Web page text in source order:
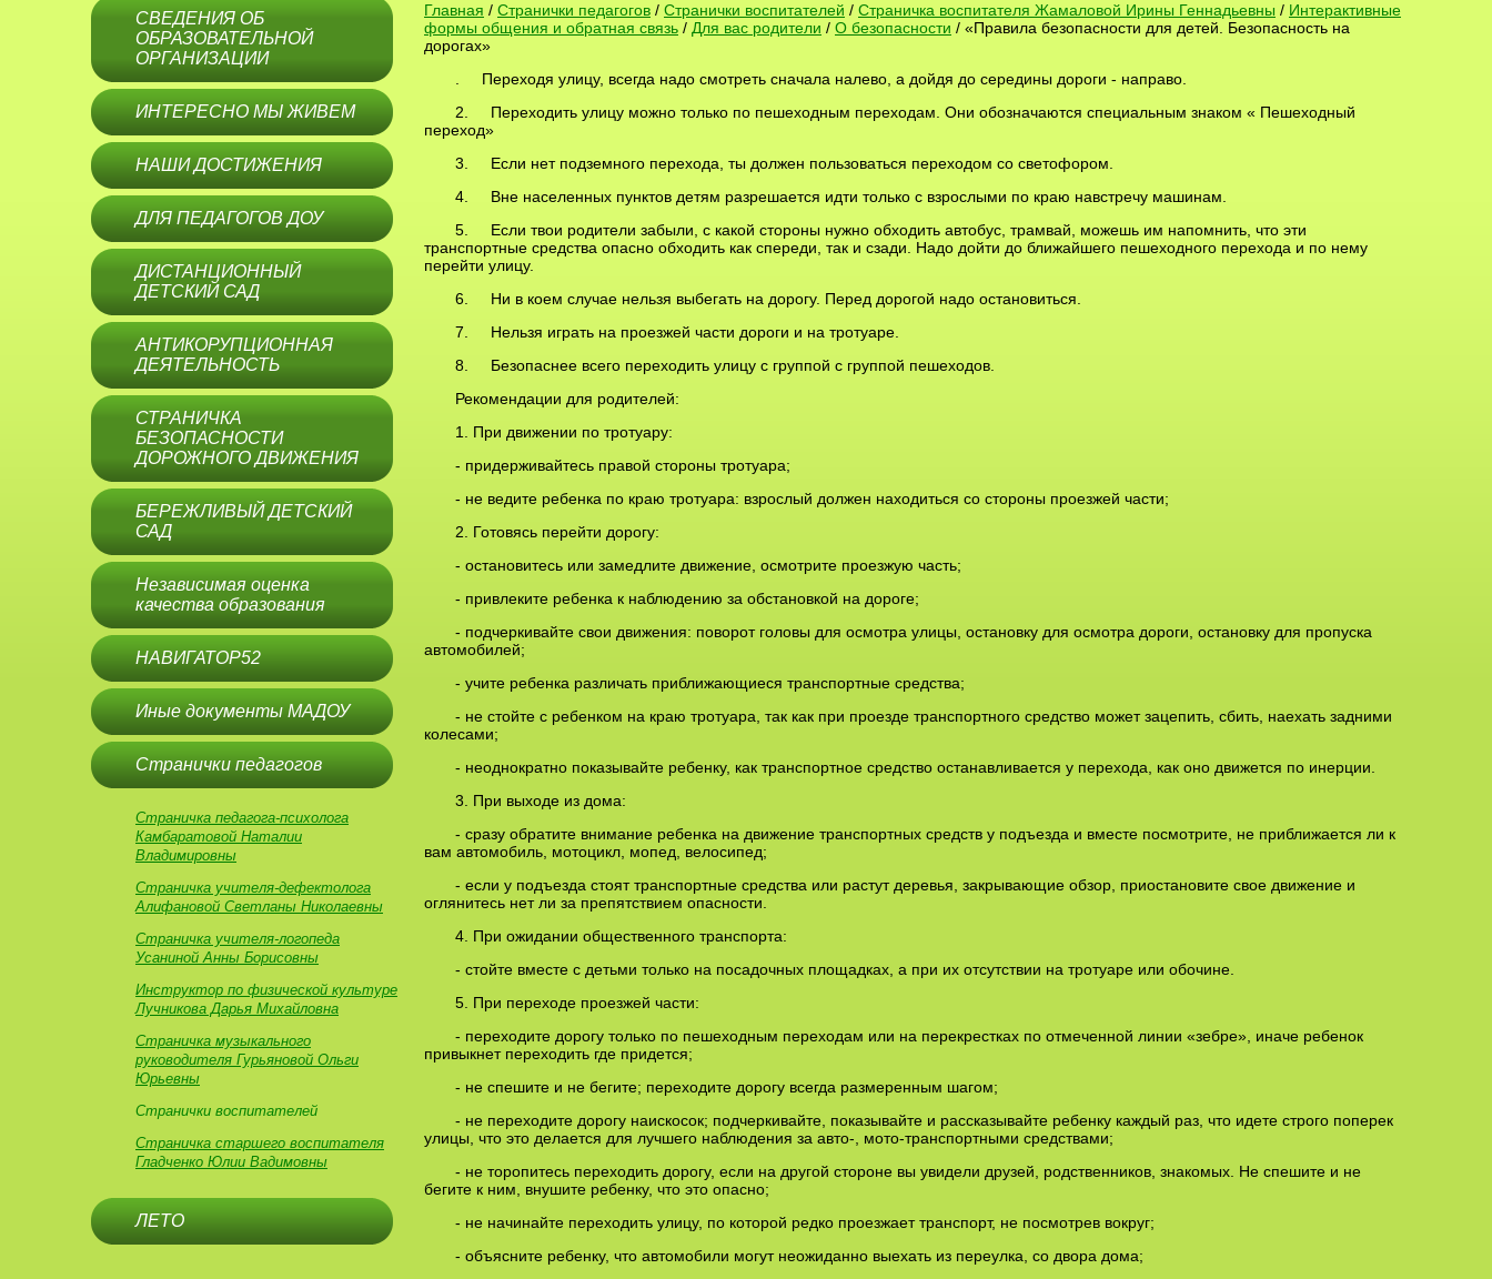
СВЕДЕНИЯ ОБ
ОБРАЗОВАТЕЛЬНОЙ
ОРГАНИЗАЦИИ
ИНТЕРЕСНО МЫ ЖИВЕМ
НАШИ ДОСТИЖЕНИЯ
ДЛЯ ПЕДАГОГОВ ДОУ
ДИСТАНЦИОННЫЙ
ДЕТСКИЙ САД
АНТИКОРУПЦИОННАЯ
ДЕЯТЕЛЬНОСТЬ
СТРАНИЧКА
БЕЗОПАСНОСТИ
ДОРОЖНОГО ДВИЖЕНИЯ
БЕРЕЖЛИВЫЙ ДЕТСКИЙ
САД
Независимая оценка
качества образования
НАВИГАТОР52
Иные документы МАДОУ
Странички педагогов
Страничка педагога-психолога
Камбаратовой Наталии
Владимировны
Страничка учителя-дефектолога
Алифановой Светланы Николаевны
Страничка учителя-логопеда
Усаниной Анны Борисовны
Инструктор по физической культуре
Лучникова Дарья Михайловна
Страничка музыкального
руководителя Гурьяновой Ольги
Юрьевны
Странички воспитателей
Страничка старшего воспитателя
Гладченко Юлии Вадимовны
ЛЕТО
Главная / Странички педагогов / Странички воспитателей / Страничка воспитателя Жамаловой Ирины Геннадьевны / Интерактивные
формы общения и обратная связь / Для вас родители / О безопасности / «Правила безопасности для детей. Безопасность на
дорогах»
. Переходя улицу, всегда надо смотреть сначала налево, а дойдя до середины дороги - направо.
2. Переходить улицу можно только по пешеходным переходам. Они обозначаются специальным знаком « Пешеходный
переход»
3. Если нет подземного перехода, ты должен пользоваться переходом со светофором.
4. Вне населенных пунктов детям разрешается идти только с взрослыми по краю навстречу машинам.
5. Если твои родители забыли, с какой стороны нужно обходить автобус, трамвай, можешь им напомнить, что эти
транспортные средства опасно обходить как спереди, так и сзади. Надо дойти до ближайшего пешеходного перехода и по нему
перейти улицу.
6. Ни в коем случае нельзя выбегать на дорогу. Перед дорогой надо остановиться.
7. Нельзя играть на проезжей части дороги и на тротуаре.
8. Безопаснее всего переходить улицу с группой с группой пешеходов.
Рекомендации для родителей:
1. При движении по тротуару:
- придерживайтесь правой стороны тротуара;
- не ведите ребенка по краю тротуара: взрослый должен находиться со стороны проезжей части;
2. Готовясь перейти дорогу:
- остановитесь или замедлите движение, осмотрите проезжую часть;
- привлеките ребенка к наблюдению за обстановкой на дороге;
- подчеркивайте свои движения: поворот головы для осмотра улицы, остановку для осмотра дороги, остановку для пропуска
автомобилей;
- учите ребенка различать приближающиеся транспортные средства;
- не стойте с ребенком на краю тротуара, так как при проезде транспортного средство может зацепить, сбить, наехать задними
колесами;
- неоднократно показывайте ребенку, как транспортное средство останавливается у перехода, как оно движется по инерции.
3. При выходе из дома:
- сразу обратите внимание ребенка на движение транспортных средств у подъезда и вместе посмотрите, не приближается ли к
вам автомобиль, мотоцикл, мопед, велосипед;
- если у подъезда стоят транспортные средства или растут деревья, закрывающие обзор, приостановите свое движение и
оглянитесь нет ли за препятствием опасности.
4. При ожидании общественного транспорта:
- стойте вместе с детьми только на посадочных площадках, а при их отсутствии на тротуаре или обочине.
5. При переходе проезжей части:
- переходите дорогу только по пешеходным переходам или на перекрестках по отмеченной линии «зебре», иначе ребенок
привыкнет переходить где придется;
- не спешите и не бегите; переходите дорогу всегда размеренным шагом;
- не переходите дорогу наискосок; подчеркивайте, показывайте и рассказывайте ребенку каждый раз, что идете строго поперек
улицы, что это делается для лучшего наблюдения за авто-, мото-транспортными средствами;
- не торопитесь переходить дорогу, если на другой стороне вы увидели друзей, родственников, знакомых. Не спешите и не
бегите к ним, внушите ребенку, что это опасно;
- не начинайте переходить улицу, по которой редко проезжает транспорт, не посмотрев вокруг;
- объясните ребенку, что автомобили могут неожиданно выехать из переулка, со двора дома;